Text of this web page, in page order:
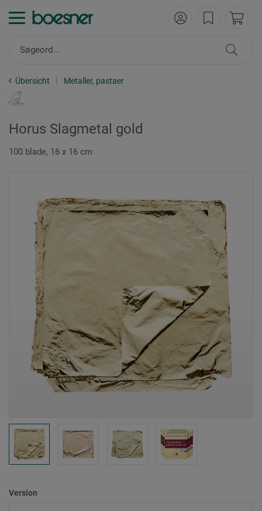
Übersicht Metaller, pastaer
Horus Slagmetal gold
100 blade, 16 x 16 cm
Version